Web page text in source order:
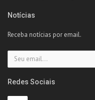
Notícias
Receba notícias por email.
Redes Sociais